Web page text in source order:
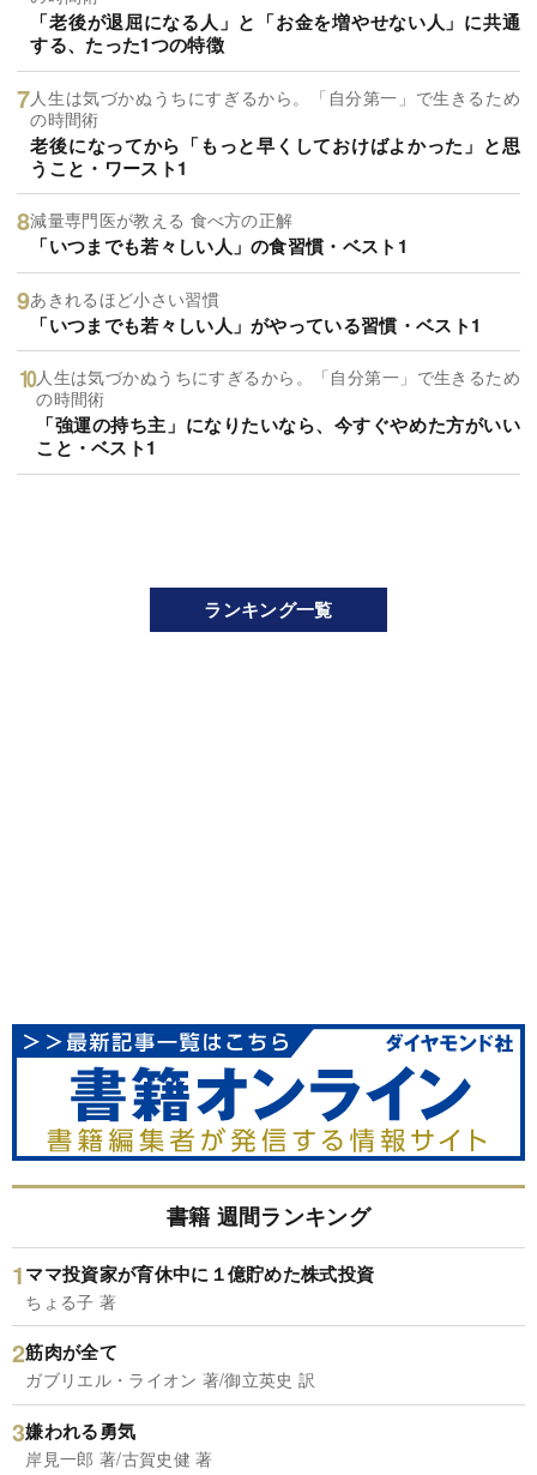
「老後が退屈になる人」と「お金を増やせない人」に共通
する、たった1つの特徴
人生は気づかぬうちにすぎるから。「自分第一」で生きるため
の時間術
老後になってから「もっと早くしておけばよかった」と思
うこと・ワースト1
減量専門医が教える 食べ方の正解
「いつまでも若々しい人」の食習慣・ベスト1
あきれるほど小さい習慣
「いつまでも若々しい人」がやっている習慣・ベスト1
人生は気づかぬうちにすぎるから。「自分第一」で生きるため
の時間術
「強運の持ち主」になりたいなら、今すぐやめた方がいい
こと・ベスト1
ランキング一覧
書籍 週間ランキング
ママ投資家が育休中に１億貯めた株式投資
ちょる子 著
筋肉が全て
ガブリエル・ライオン 著/御立英史 訳
嫌われる勇気
岸見一郎 著/古賀史健 著